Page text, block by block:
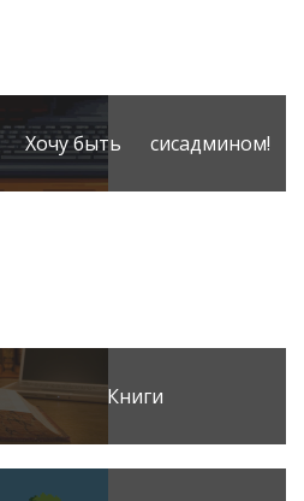
Хочу быть сисадмином!
Книги